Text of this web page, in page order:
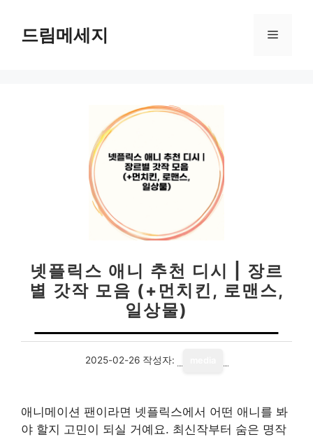
드림메세지 메
넷플릭스 애니 추천 디시 | 장르
별 갓작 모음 (+먼치킨, 로맨스,
일상물)
2025-02-26 작성자:
애니메이션 팬이라면 넷플릭스에서 어떤 애니를 봐
야 할지 고민이 되실 거예요. 최신작부터 숨은 명작